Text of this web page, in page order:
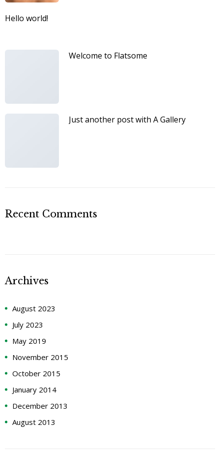
Hello world!
Welcome to Flatsome
Just another post with A Gallery
Recent Comments
Archives
August 2023
July 2023
May 2019
November 2015
October 2015
January 2014
December 2013
August 2013